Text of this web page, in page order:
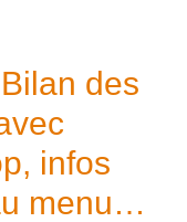
des
infos
menu…